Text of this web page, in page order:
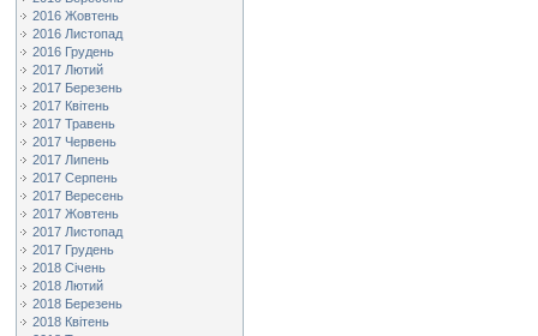
2016 Жовтень
2016 Листопад
2016 Грудень
2017 Лютий
2017 Березень
2017 Квітень
2017 Травень
2017 Червень
2017 Липень
2017 Серпень
2017 Вересень
2017 Жовтень
2017 Листопад
2017 Грудень
2018 Січень
2018 Лютий
2018 Березень
2018 Квітень